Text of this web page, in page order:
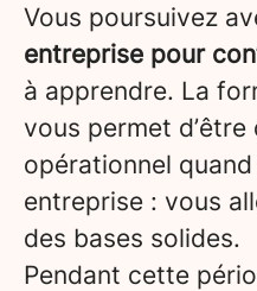
Vous poursuivez
entreprise pour
à apprendre. La
vous permet
opérationnel
entreprise : vous
des bases solides.
Pendant cette